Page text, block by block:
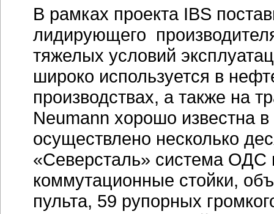
В рамках проекта IBS
лидирующего
тяжелых условий
широко используется в
производствах, а также на
Neumann хорошо известна
осуществлено несколько
«Северсталь» система ОДС
коммутационные стойки,
пульта, 59 рупорных